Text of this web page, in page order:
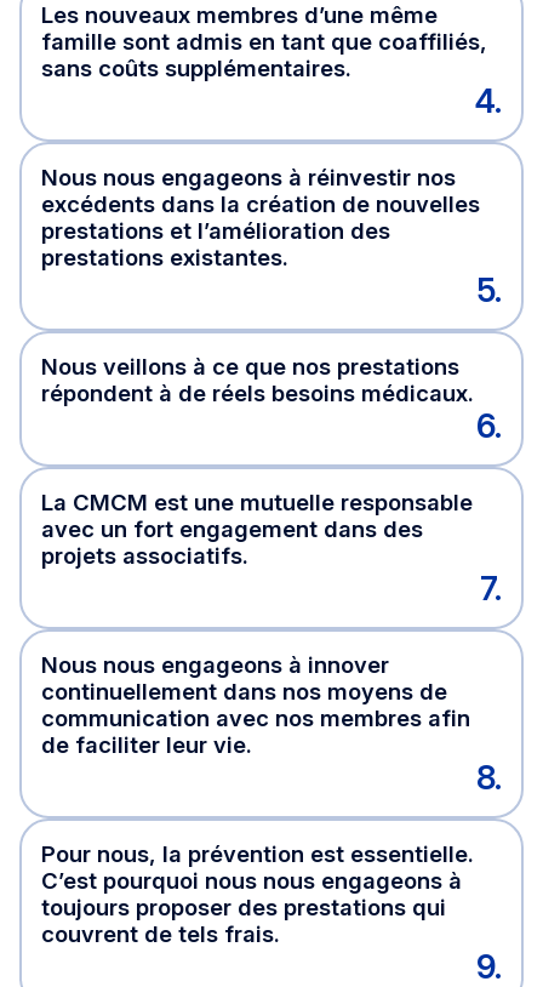
Les nouveaux membres d’une même
famille sont admis en tant que coaffiliés,
sans coûts supplémentaires.
4.
Nous nous engageons à réinvestir nos
excédents dans la création de nouvelles
prestations et l’amélioration des
prestations existantes.
5.
Nous veillons à ce que nos prestations
répondent à de réels besoins médicaux.
6.
La CMCM est une mutuelle responsable
avec un fort engagement dans des
projets associatifs.
7.
Nous nous engageons à innover
continuellement dans nos moyens de
communication avec nos membres afin
de faciliter leur vie.
8.
Pour nous, la prévention est essentielle.
C’est pourquoi nous nous engageons à
toujours proposer des prestations qui
couvrent de tels frais.
9.